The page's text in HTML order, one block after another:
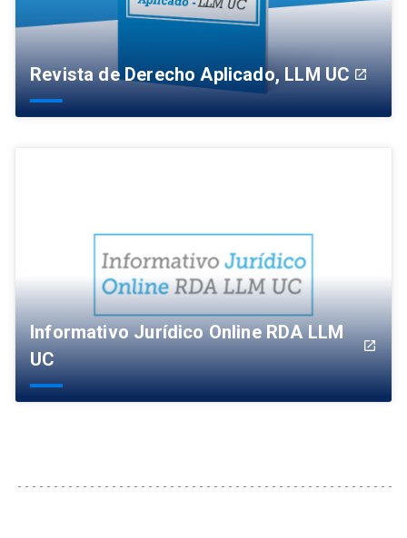
Revista de Derecho Aplicado, LLM UC launch
Informativo Jurídico Online RDA LLM
UC
launch